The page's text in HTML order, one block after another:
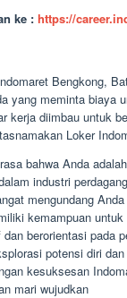
ke : https://
Bengkong,
yang meminta biaya
kerja diimbau untuk
Loker
bahwa Anda
industri
mengundang
kemampuan
berorientasi pada
potensi diri
kesuksesan
mari wujudkan